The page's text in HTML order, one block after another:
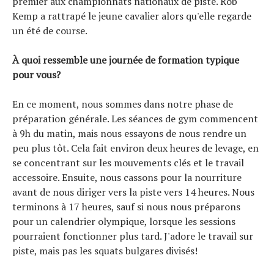
Kemp a rattrapé le jeune cavalier alors qu'elle regarde
un été de course.
À quoi ressemble une journée de formation typique
pour vous?
En ce moment, nous sommes dans notre phase de
préparation générale. Les séances de gym commencent
à 9h du matin, mais nous essayons de nous rendre un
peu plus tôt. Cela fait environ deux heures de levage, en
se concentrant sur les mouvements clés et le travail
accessoire. Ensuite, nous cassons pour la nourriture
avant de nous diriger vers la piste vers 14 heures. Nous
terminons à 17 heures, sauf si nous nous préparons
pour un calendrier olympique, lorsque les sessions
pourraient fonctionner plus tard. J'adore le travail sur
piste, mais pas les squats bulgares divisés!
Tests de produits
Conseils
Tous nos articles
À propos